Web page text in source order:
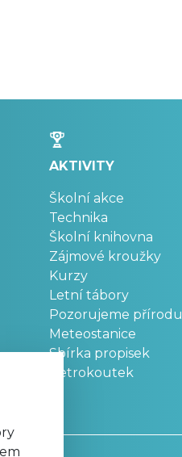
AKTIVITY
Školní akce
Technika
Školní knihovna
Zájmové kroužky
Kurzy
Letní tábory
Pozorujeme přírodu
Meteostanice
Sbírka propisek
Retrokoutek